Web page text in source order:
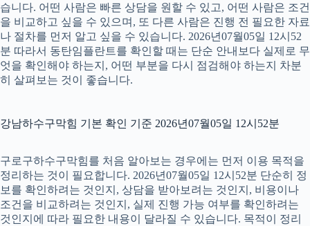
습니다. 어떤 사람은 빠른 상담을 원할 수 있고, 어떤 사람은 조건
을 비교하고 싶을 수 있으며, 또 다른 사람은 진행 전 필요한 자료
나 절차를 먼저 알고 싶을 수 있습니다. 2026년07월05일 12시52
분 따라서 동탄임플란트를 확인할 때는 단순 안내보다 실제로 무
엇을 확인해야 하는지, 어떤 부분을 다시 점검해야 하는지 차분
히 살펴보는 것이 좋습니다.
강남하수구막힘 기본 확인 기준 2026년07월05일 12시52분
구로구하수구막힘를 처음 알아보는 경우에는 먼저 이용 목적을
정리하는 것이 필요합니다. 2026년07월05일 12시52분 단순히 정
보를 확인하려는 것인지, 상담을 받아보려는 것인지, 비용이나
조건을 비교하려는 것인지, 실제 진행 가능 여부를 확인하려는
것인지에 따라 필요한 내용이 달라질 수 있습니다. 목적이 정리